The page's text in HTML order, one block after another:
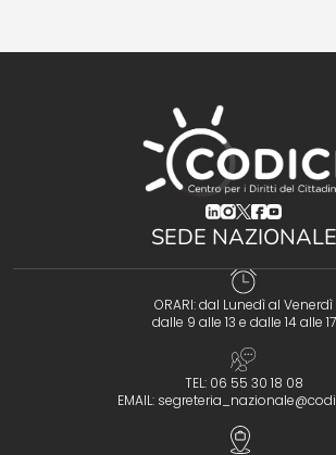
(opens in a
(opens in a
(opens in a
(opens
(opens
SEDE NAZIONALE
ORARI: dal Lunedì al Venerdì
dalle 9 alle 13 e dalle 14 alle 17
TEL: 06 55 30 18 08
EMAIL: